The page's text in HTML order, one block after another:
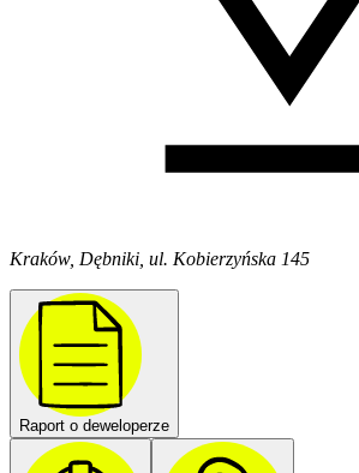
Kraków, Dębniki, ul. Kobierzyńska 145
Raport o deweloperze